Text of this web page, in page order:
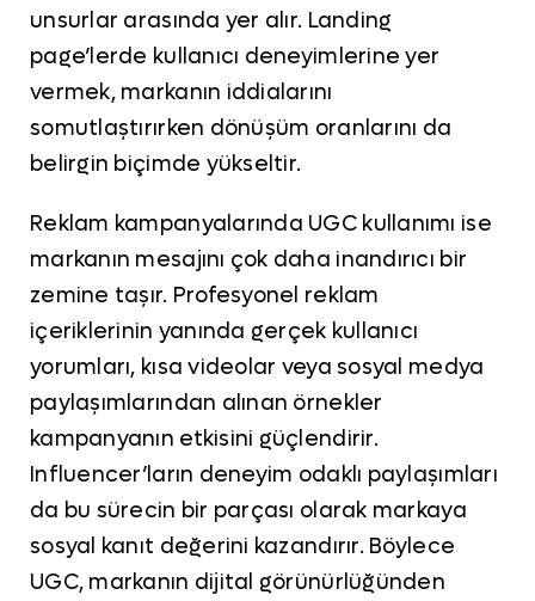
unsurlar arasında yer alır. Landing
page’lerde kullanıcı deneyimlerine yer
vermek, markanın iddialarını
somutlaştırırken dönüşüm oranlarını da
belirgin biçimde yükseltir.
Reklam kampanyalarında UGC kullanımı ise
markanın mesajını çok daha inandırıcı bir
zemine taşır. Profesyonel reklam
içeriklerinin yanında gerçek kullanıcı
yorumları, kısa videolar veya sosyal medya
paylaşımlarından alınan örnekler
kampanyanın etkisini güçlendirir.
Influencer’ların deneyim odaklı paylaşımları
da bu sürecin bir parçası olarak markaya
sosyal kanıt değerini kazandırır. Böylece
UGC, markanın dijital görünürlüğünden